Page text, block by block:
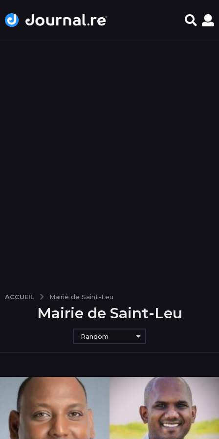
ACCUEIL Mairie de Saint-Leu
Mairie de Saint-Leu
Random